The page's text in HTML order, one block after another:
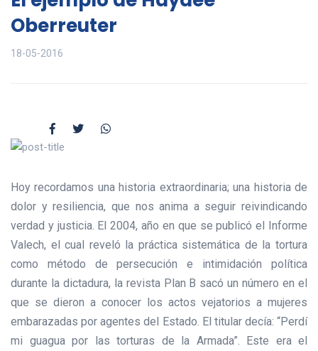
Oberreuter
18-05-2016
Hoy recordamos una historia extraordinaria; una historia de
dolor y resiliencia, que nos anima a seguir reivindicando
verdad y justicia. El 2004, año en que se publicó el Informe
Valech, el cual reveló la práctica sistemática de la tortura
como método de persecución e intimidación política
durante la dictadura, la revista Plan B sacó un número en el
que se dieron a conocer los actos vejatorios a mujeres
embarazadas por agentes del Estado. El titular decía: “Perdí
mi guagua por las torturas de la Armada”. Este era el